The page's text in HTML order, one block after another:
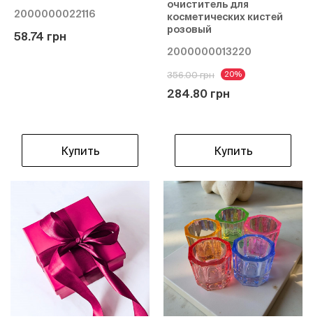
2000000022116
58.74 грн
Купить
очиститель для
косметических кистей
розовый
2000000013220
356.00 грн 20%
284.80 грн
Купить